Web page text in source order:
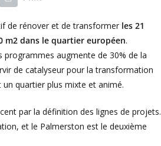
de rénover et de transformer les 21
m2 dans le quartier européen.
programmes augmente de 30% de la
de catalyseur pour la transformation
quartier plus mixte et animé.
par la définition des lignes de projets.
et le Palmerston est le deuxième